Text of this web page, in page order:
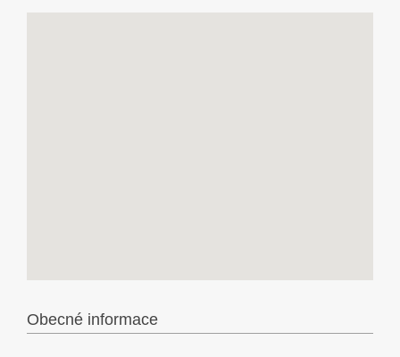
Obecné informace